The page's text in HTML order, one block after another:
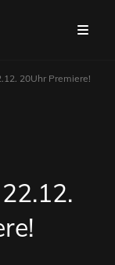
20Uhr Premiere!